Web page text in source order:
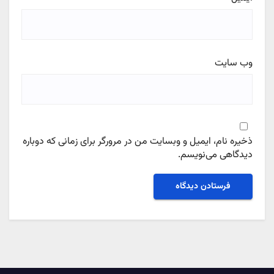
وب‌ سایت
ذخیره نام، ایمیل و وبسایت من در مرورگر برای زمانی که دوباره
دیدگاهی می‌نویسم.